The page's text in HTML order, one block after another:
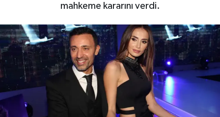
mahkeme kararını verdi.
Gayrimenkul
Spor
Eğitim